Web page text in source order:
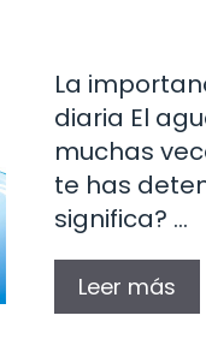
La
diaria El
muchas
te has
significa? …
Leer más